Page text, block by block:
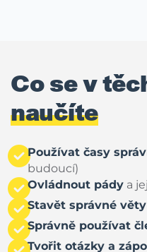
Co se v
naučíte
Používat časy
budoucí)
Ovládnout pády a
Stavět správné věty
Správně používat
Tvořit otázky a